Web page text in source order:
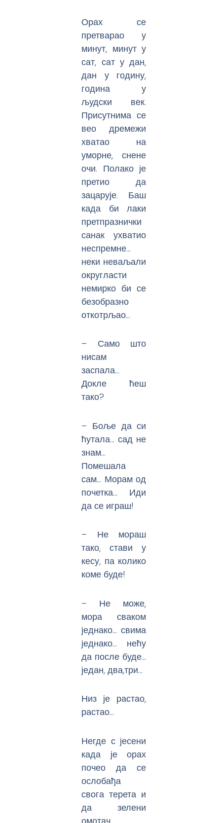
Орах се
претварао у
минут, минут у
сат, сат у дан,
дан у годину,
година у
људски век.
Присутнима се
вео дремежи
хватао на
уморне, снене
очи. Полако је
претио да
зацарује. Баш
када би лаки
претпразнички
санак ухватио
неспремне…
неки неваљали
округласти
немирко би се
безобразно
откотрљао…
– Само што
нисам
заспала…
Докле ћеш
тако?
– Боље да си
ћутала… сад не
знам…
Помешала
сам… Морам од
почетка… Иди
да се играш!
– Не мораш
тако, стави у
кесу, па колико
коме буде!
– Не може,
мора сваком
једнако… свима
једнако… нећу
да после буде…
један, два,три…
Низ је растао,
растао…
Негде с јесени
када је орах
почео да се
ослобађа
свога терета и
да зелени